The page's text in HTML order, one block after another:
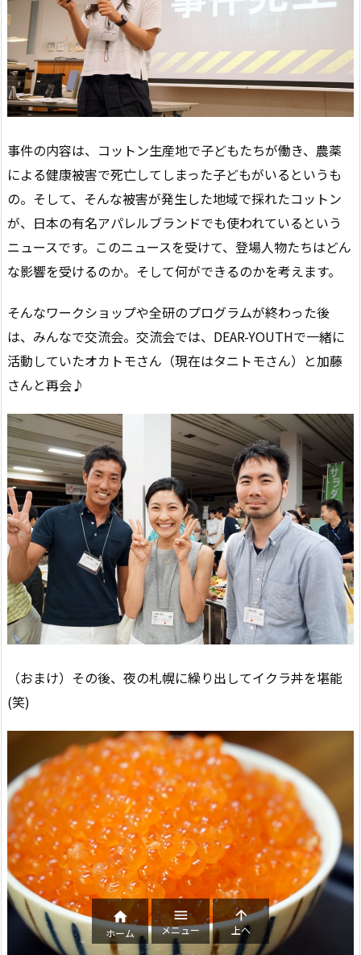
事件の内容は、コットン生産地で子どもたちが働き、農薬
による健康被害で死亡してしまった子どもがいるというも
の。そして、そんな被害が発生した地域で採れたコットン
が、日本の有名アパレルブランドでも使われているという
ニュースです。このニュースを受けて、登場人物たちはどん
な影響を受けるのか。そして何ができるのかを考えます。
そんなワークショップや全研のプログラムが終わった後
は、みんなで交流会。交流会では、DEAR-YOUTHで一緒に
活動していたオカトモさん（現在はタニトモさん）と加藤
さんと再会♪
（おまけ）その後、夜の札幌に繰り出してイクラ丼を堪能
(笑)

ホーム

メニュー

上へ